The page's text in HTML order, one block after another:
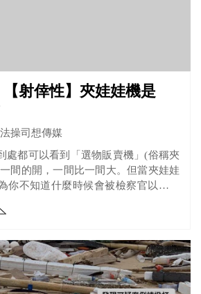
【射倖性】夾娃娃機是
法操司想傳媒
處都可以看到「選物販賣機」(俗稱夾
間的開，一間比一間大。但當夾娃娃
你不知道什麼時候會被檢察官以賭博
保證取物價設定1280元及1680元。檢
倖性」，且違反電子遊戲場業管理條